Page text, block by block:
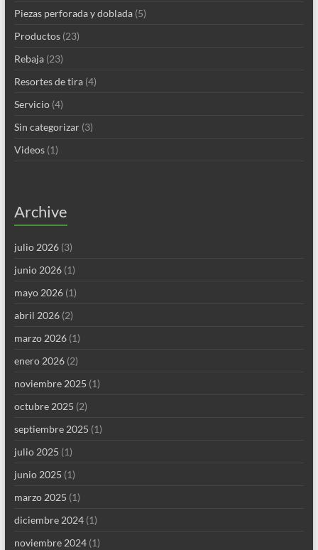
Piezas perforada y doblada(5)
Productos(23)
Rebaja(23)
Resortes de tira(4)
Servicio(4)
Sin categorizar(3)
Videos(1)
Archive
julio 2026(3)
junio 2026(1)
mayo 2026(1)
abril 2026(2)
marzo 2026(1)
enero 2026(2)
noviembre 2025 (1)
octubre 2025 (2)
septiembre 2025 (1)
julio 2025 (1)
junio 2025 (1)
marzo 2025 (1)
diciembre 2024(1)
noviembre 2024(1)